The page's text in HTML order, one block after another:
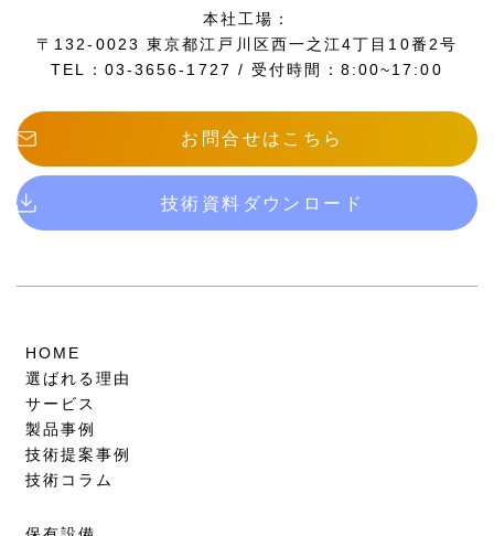
本社工場：
〒132-0023 東京都江戸川区西一之江4丁目10番2号
TEL：03-3656-1727 / 受付時間：8:00~17:00
お問合せはこちら
技術資料ダウンロード
HOME
選ばれる理由
サービス
製品事例
技術提案事例
技術コラム